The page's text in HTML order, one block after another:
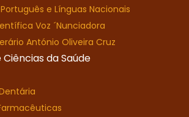
e Línguas Nacionais
Voz ´Nunciadora
António Oliveira Cruz
da Saúde